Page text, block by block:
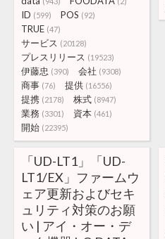
ID (599) POS (92)
TRUE (47)
サービス (20128)
プレスリリース (19523)
伊藤忠 (390) 会社 (9308)
商事 (76) 提供 (16556)
提携 (2178) 株式 (8947)
業務 (3301) 資本 (461)
開始 (22395)
「UD-LT1」「UD-
LT1/EX」ファームウ
ェア更新およびセキ
ュリティ対策のお願
い | アイ・オー・デ